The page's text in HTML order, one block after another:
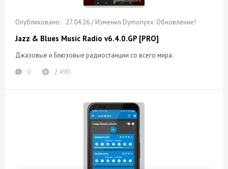
27.04.26 / Изменил Dymonyxx: Обновление!
Jazz & Blues Music Radio v6.4.0.GP [PRO]
Джазовые и Блюзовые радиостанции со всего мира.
0
2 490